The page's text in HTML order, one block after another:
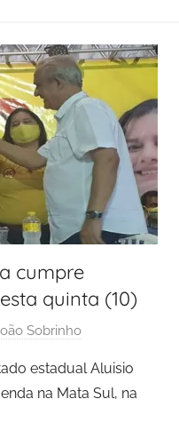
cumpre
quinta (10)
Sobrinho
estadual Aluisio
na Mata Sul, na